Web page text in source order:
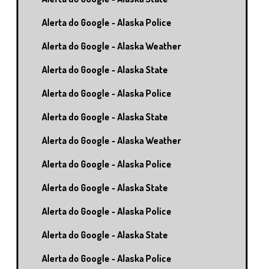
Alerta do Google - Alaska Police
Alerta do Google - Alaska Weather
Alerta do Google - Alaska State
Alerta do Google - Alaska Police
Alerta do Google - Alaska State
Alerta do Google - Alaska Weather
Alerta do Google - Alaska Police
Alerta do Google - Alaska State
Alerta do Google - Alaska Police
Alerta do Google - Alaska State
Alerta do Google - Alaska Police